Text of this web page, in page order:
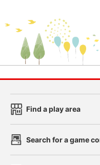
Find a play area
Search for a game